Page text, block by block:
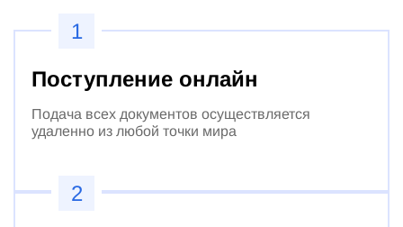
1
Поступление онлайн
Подача всех документов осуществляется
удаленно из любой точки мира
2